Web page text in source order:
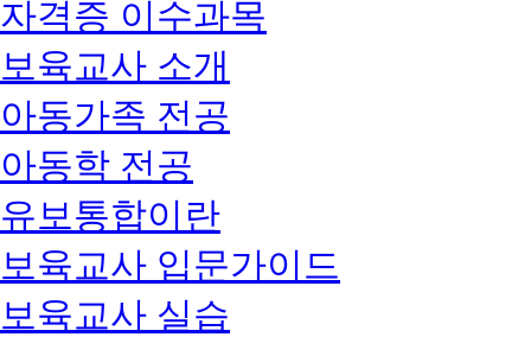
자격증 이수과목
보육교사 소개
아동가족 전공
아동학 전공
유보통합이란
보육교사 입문가이드
보육교사 실습